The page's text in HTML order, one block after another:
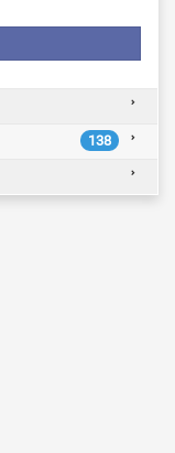
138